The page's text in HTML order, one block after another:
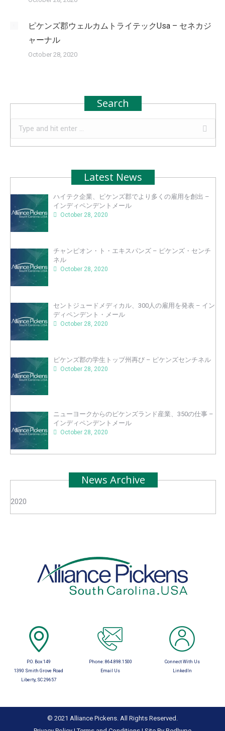
ピケンズ郡ウェルカムトライテックUsa – セネカジ
ャーナル
October 28, 2020
Search
Search:
Latest News
ハイテク企業、ピケンズ郡でより多くの雇用を創出 –
インディペンデントメール
October 28, 2020
チャンピオン・ト・エキスパンズ – ピケンズ・センチ
ネル
October 28, 2020
セントジュードメディカル、300人の雇用を発表 – イン
ディペンデント・メール
October 28, 2020
ピケンズ郡の学生トップ州再び – ピケンズセンチネル
October 28, 2020
ニューヨークからのピケンズランド産業、350の仕事 –
インディペンデントメール
October 28, 2020
News Archive
2020
P.O. Box 149
1390 Smith Grove Road
Liberty, SC 29657
Phone: 864.898.1500
Email Us
Connect With Us
LinkedIn
© 2021 Alliance Pickens. All Rights Reserved.